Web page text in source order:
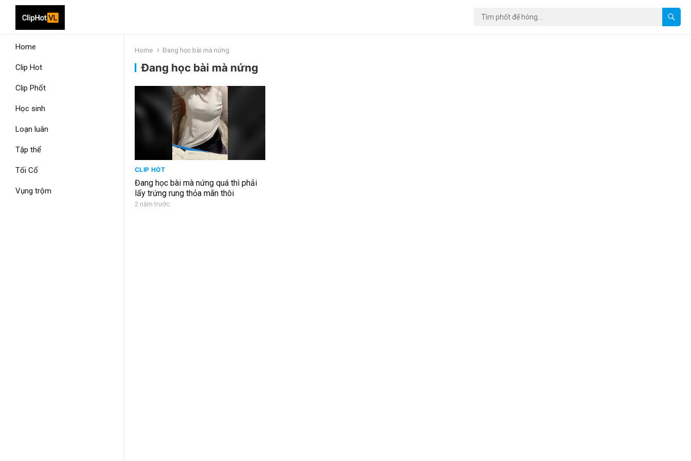
Home
Clip Hot
Clip Phốt
Học sinh
Loạn luân
Tập thể
Tối Cổ
Vụng trộm
Home Đang học bài mà nứng
Đang học bài mà nứng
CLIP HOT
Đang học bài mà nứng quá thì phải
lấy trứng rung thỏa mãn thôi
2 năm trước